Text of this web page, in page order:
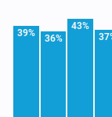
39% 36%
43%